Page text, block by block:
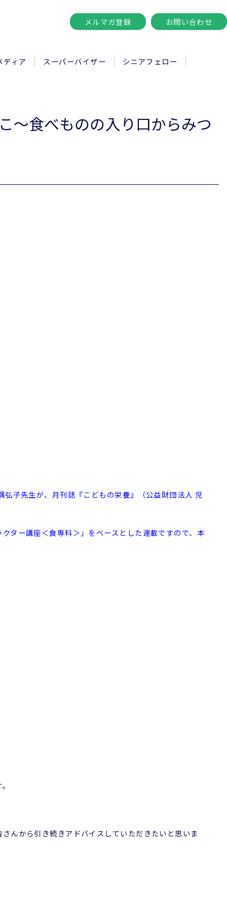
メルマガ登録 お問い合わせ
ディア スーパーバイザー シニアフェロー
～食べものの入り口からみつ
子先生が、月刊誌『こどもの栄養』（公益財団法人 児
ター講座＜食専科＞」をベースとした連載ですので、本
んから引き続きアドバイスしていただきたいと思いま